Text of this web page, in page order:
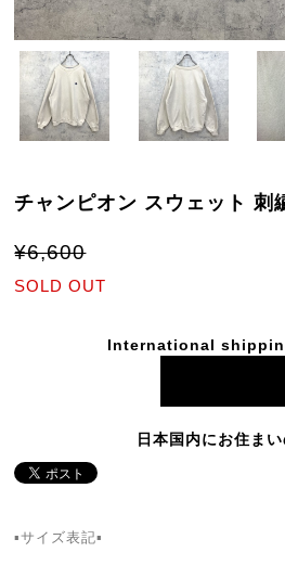
チャンピオン スウェット 刺
¥6,600
SOLD OUT
International
日本国内にお住ま
▪️サイズ表記▪️